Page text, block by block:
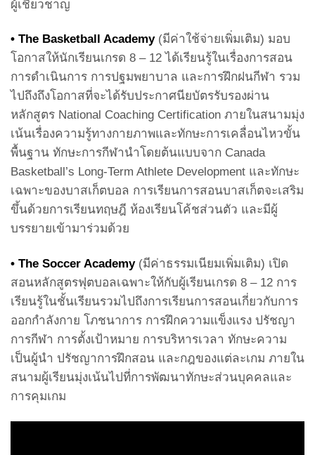
ผู้เชี่ยวชาญ
• The Basketball Academy(มีค่าใช้จ่ายเพิ่มเติม) มอบ
โอกาสให้นักเรียนเกรด 8 – 12 ได้เรียนรู้ในเรื่องการสอน
การดำเนินการ การปฐมพยาบาล และการฝึกฝนกีฬา รวม
ไปถึงถึงโอกาสที่จะได้รับประกาศนียบัตรรับรองผ่าน
หลักสูตร National Coaching Certification ภายในสนามมุ่ง
เน้นเรื่องความรู้ทางกายภาพและทักษะการเคลื่อนไหวขั้น
พื้นฐาน ทักษะการกีฬานำโดยต้นแบบจาก Canada
Basketball’s Long-Term Athlete Development และทักษะ
เฉพาะของบาสเก็ตบอล การเรียนการสอนบาสเก็ตจะเสริม
ขึ้นด้วยการเรียนทฤษฎี ห้องเรียนโค้ชส่วนตัว และมีผู้
บรรยายเข้ามาร่วมด้วย
• The Soccer Academy(มีค่าธรรมเนียมเพิ่มเติม) เปิด
สอนหลักสูตรฟุตบอลเฉพาะให้กับผู้เรียนเกรด 8 – 12 การ
เรียนรู้ในชั้นเรียนรวมไปถึงการเรียนการสอนเกี่ยวกับการ
ออกกำลังกาย โภชนาการ การฝึกความแข็งแรง ปรัชญา
การกีฬา การตั้งเป้าหมาย การบริหารเวลา ทักษะความ
เป็นผู้นำ ปรัชญาการฝึกสอน และกฎของแต่ละเกม ภายใน
สนามผู้เรียนมุ่งเน้นไปที่การพัฒนาทักษะส่วนบุคคลและ
การคุมเกม